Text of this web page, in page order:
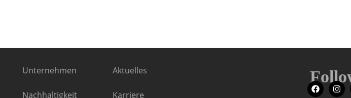
Unternehmen
Nachhaltigkeit
Aktuelles
Karriere